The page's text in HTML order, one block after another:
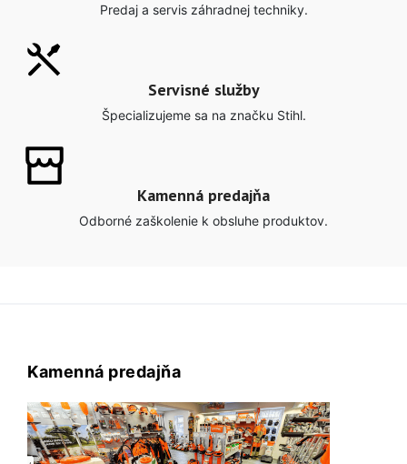
Predaj a servis záhradnej techniky.
Servisné služby
Špecializujeme sa na značku Stihl.
Kamenná predajňa
Odborné zaškolenie k obsluhe produktov.
Kamenná predajňa